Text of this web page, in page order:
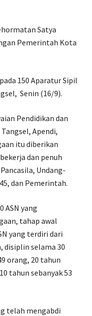
Satya
Pemerintah Kota
150 Aparatur Sipil
Senin (16/9).
Pendidikan dan
Apendi,
itu diberikan
dan penuh
Undang-
dan Pemerintah.
ASN yang
tahap awal
yang terdiri dari
disiplin selama 30
orang, 20 tahun
tahun sebanyak 53
telah mengabdi